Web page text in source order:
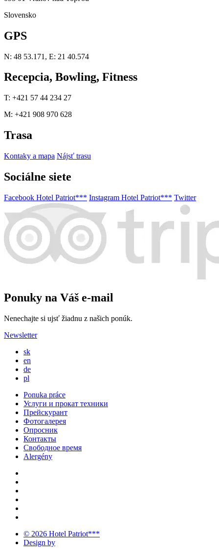
Slovensko
GPS
N: 48 53.171, E: 21 40.574
Recepcia, Bowling, Fitness
T: +421 57 44 234 27
M: +421 908 970 628
Trasa
Kontaky a mapa Nájsť trasu
Sociálne siete
Facebook Hotel Patriot*** Instagram Hotel Patriot*** Twitter
Ponuky na Váš e-mail
Nenechajte si ujsť žiadnu z našich ponúk.
Newsletter
sk
en
de
pl
Ponuka práce
Услуги и прокат техники
Прейскурант
Фотогалерея
Опросник
Контакты
Свободное время
Alergény
© 2026 Hotel Patriot***
Design by